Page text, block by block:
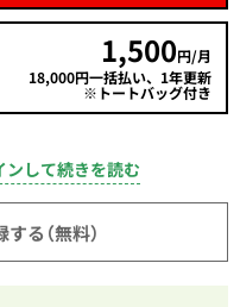
1,500円/月
18,000円一括払い、1年更新
※トートバッグ付き
して続きを読む
る（無料）